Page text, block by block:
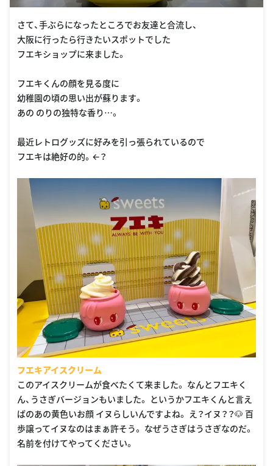
さて、手ぶらになったところでお友達と合流し、
大阪に行ったら行きたいスポットでした
フエキショップに来ました。
フエキくんの顔を見る度に
幼稚園の頃の思い出が蘇ります。
あの のりの独特な香り…。
最近レトログッズに好みを引っ張られているので
フエキは絶好の的。←？
フエキアイスクリーム
このアイスクリームが食べたくて来ました。 なんとフエキく
ん、うさぎバージョンもいました。 というかフエキくんと言え
ばのあの黄色いお顔 イヌらしいんですよね。 え？イヌ？？🐶 百
歩譲ってイヌなのはまぁ許そう。 なぜうさぎはうさぎなのだ。
名前を付けてやってください。